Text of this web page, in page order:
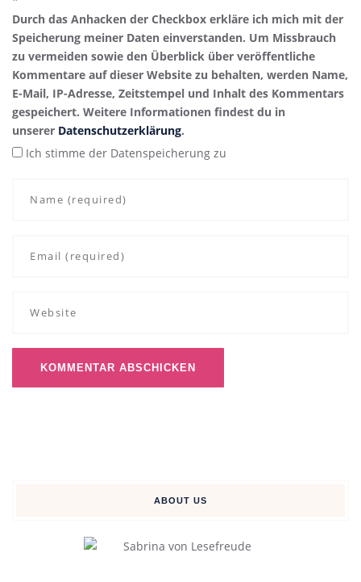
Durch das Anhacken der Checkbox erkläre ich mich mit der
Speicherung meiner Daten einverstanden. Um Missbrauch
zu vermeiden sowie den Überblick über veröffentliche
Kommentare auf dieser Website zu behalten, werden Name,
E-Mail, IP-Adresse, Zeitstempel und Inhalt des Kommentars
gespeichert. Weitere Informationen findest du in
unserer Datenschutzerklärung.
Ich stimme der Datenspeicherung zu
ABOUT US